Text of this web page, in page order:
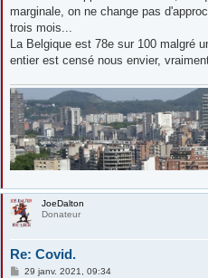
marginale, on ne change pas
trois mois...
La Belgique est 78e sur 100 malgré
entier est censé nous envier,
JoeDalton
Donateur
Re: Covid.
M29 janv. 2021, 09:34